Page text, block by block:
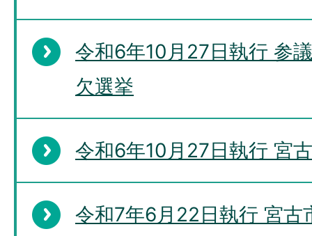
令和6年10月27日執行 参
欠選挙
令和6年10月27日執行 宮
令和7年6月22日執行 宮古